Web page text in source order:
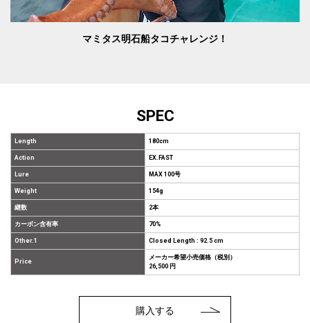
マミタス明石船タコチャレンジ！
SPEC
Length 180cm
Action EX.FAST
Lure MAX 100号
Weight 154g
継数 2本
カーボン含有率 70%
Other.1 Closed Length : 92.5 cm
Price
メーカー希望小売価格（税別）
26,500 円
購入する